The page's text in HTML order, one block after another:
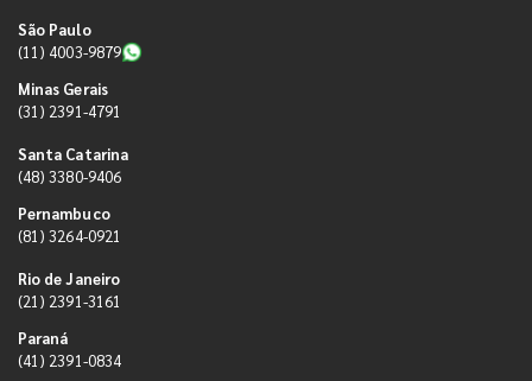
São Paulo
(11) 4003-9879
Minas Gerais
(31) 2391-4791
Santa Catarina
(48) 3380-9406
Pernambuco
(81) 3264-0921
Rio de Janeiro
(21) 2391-3161
Paraná
(41) 2391-0834